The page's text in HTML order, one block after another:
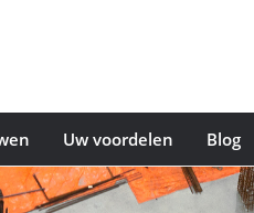
Uw voordelen Blog